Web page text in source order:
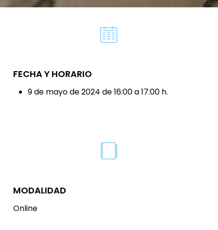
FECHA Y HORARIO
9 de mayo de 2024 de 16:00 a 17:00 h.
MODALIDAD
Online